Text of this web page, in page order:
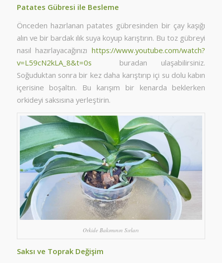
Patates Gübresi ile Besleme
Önceden hazırlanan patates gübresinden bir çay kaşığı
alın ve bir bardak ılık suya koyup karıştırın. Bu toz gübreyi
nasıl hazırlayacağınızıhttps://www.youtube.com/watch?
v=L59cN2kLA_8&t=0s
buradan ulaşabilirsiniz.
Soğuduktan sonra bir kez daha karıştırıp içi su dolu kabın
içerisine boşaltın. Bu karışım bir kenarda beklerken
orkideyi saksısına yerleştirin.
Orkide Bakımının Sırları
Saksı ve Toprak Değişim